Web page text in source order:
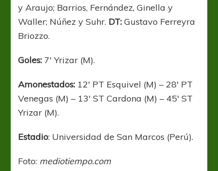
y Araujo; Barrios, Fernández, Ginella y
Waller; Núñez y Suhr. DT: Gustavo Ferreyra
Briozzo.
Goles: 7′ Yrizar (M).
Amonestados: 12′ PT Esquivel (M) – 28′ PT
Venegas (M) – 13′ ST Cardona (M) – 45′ ST
Yrizar (M).
Estadio: Universidad de San Marcos (Perú).
Foto: mediotiempo.com